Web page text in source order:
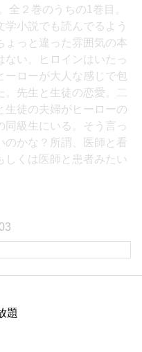
全２巻のうちの1巻目。
学小説でも読んでるよう
ょっと違った雰囲気の本
ない。ヒロインはいたっ
ーローが大人な感じで包
。先生と生徒の恋愛。二
生徒の夫婦がヒーローの
同級生にいる。そう言っ
のかな？所謂、医師と看
しくは医師と患者みたい
題